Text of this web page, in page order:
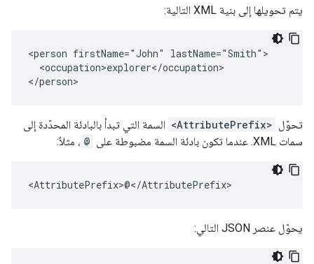
يتم تحويلها إلى بنية XML التالية:
<person firstName="John" lastName="Smith">
  <occupation>explorer</occupation>
</person>
تحوّل <AttributePrefix> السمة التي تبدأ بالبادئة المحدّدة إلى
سمات XML. عندما تكون بادئة السمة مضبوطة على
@ ، مثلاً:
<AttributePrefix>@</AttributePrefix>
يحوّل عنصر JSON التالي: